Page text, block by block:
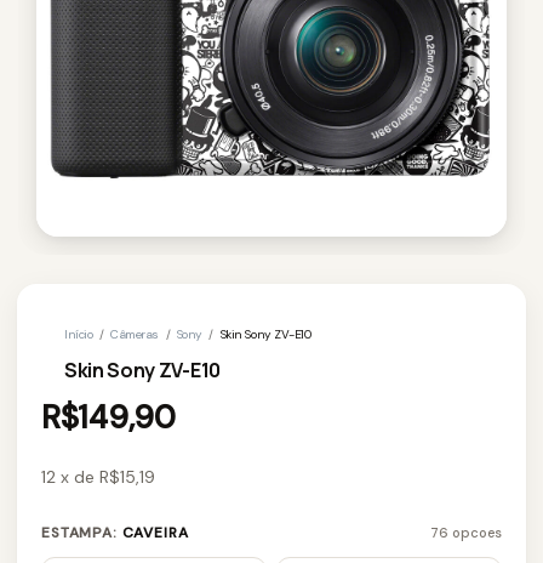
Início / Câmeras / Sony / Skin Sony ZV-E10
Skin Sony ZV-E10
R$149,90
12 x de R$15,19
ESTAMPA: CAVEIRA 76 opcoes